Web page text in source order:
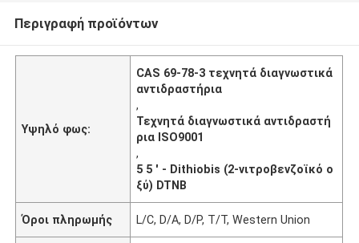
Περιγραφή προϊόντων
Υψηλό φως:
CAS 69-78-3 τεχνητά διαγνωστικά
αντιδραστήρια
,
Τεχνητά διαγνωστικά αντιδραστή
ρια ISO9001
,
5 5 ′ - Dithiobis (2-νιτροβενζοϊκό ο
ξύ) DTNB
Όροι πληρωμής L/C, D/A, D/P, T/T, Western Union